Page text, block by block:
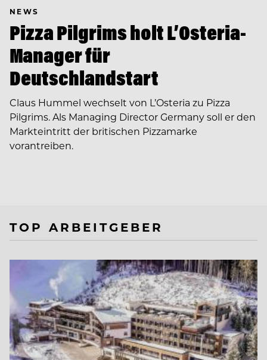
NEWS
Pizza Pilgrims holt L’Osteria-
Manager für
Deutschlandstart
Claus Hummel wechselt von L’Osteria zu Pizza
Pilgrims. Als Managing Director Germany soll er den
Markteintritt der britischen Pizzamarke
vorantreiben.
TOP ARBEITGEBER